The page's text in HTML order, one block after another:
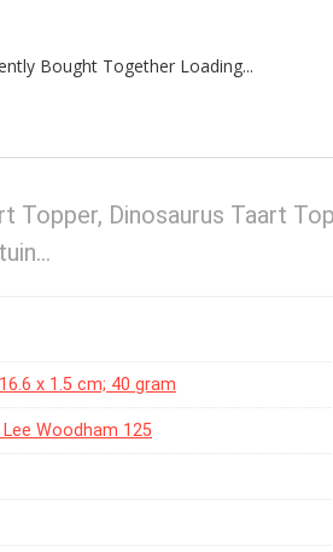
Bought Together Loading...
Topper, Dinosaurus Taart
x 1.5 cm; 40 gram
Woodham 125